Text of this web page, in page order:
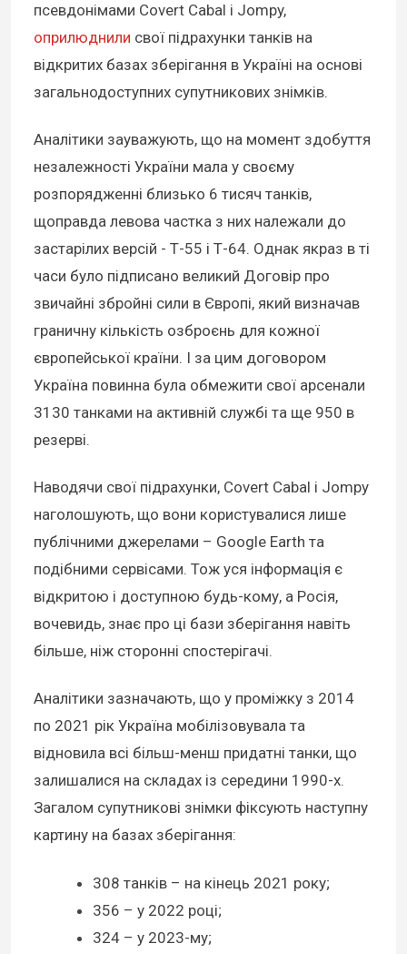
псевдонімами Covert Cabal і Jompy,
оприлюднили свої підрахунки танків на
відкритих базах зберігання в Україні на основі
загальнодоступних супутникових знімків.
Аналітики зауважують, що на момент здобуття
незалежності України мала у своєму
розпорядженні близько 6 тисяч танків,
щоправда левова частка з них належали до
застарілих версій - Т-55 і Т-64. Однак якраз в ті
часи було підписано великий Договір про
звичайні збройні сили в Європі, який визначав
граничну кількість озброєнь для кожної
європейської країни. І за цим договором
Україна повинна була обмежити свої арсенали
3130 танками на активній службі та ще 950 в
резерві.
Наводячи свої підрахунки, Covert Cabal і Jompy
наголошують, що вони користувалися лише
публічними джерелами – Google Earth та
подібними сервісами. Тож уся інформація є
відкритою і доступною будь-кому, а Росія,
вочевидь, знає про ці бази зберігання навіть
більше, ніж сторонні спостерігачі.
Аналітики зазначають, що у проміжку з 2014
по 2021 рік Україна мобілізовувала та
відновила всі більш-менш придатні танки, що
залишалися на складах із середини 1990-х.
Загалом супутникові знімки фіксують наступну
картину на базах зберігання:
308 танків – на кінець 2021 року;
356 – у 2022 році;
324 – у 2023-му;